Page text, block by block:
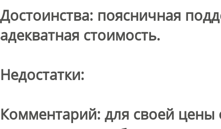
Достоинства: поясничная
адекватная стоимость.
Недостатки:
Комментарий: для своей цены